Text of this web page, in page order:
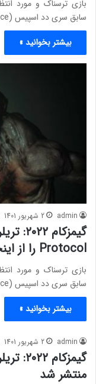
سابق سری دد اسپیس (Dead Space) توسعه می‌یابد، حضور قابل…
بیشتر بخوانید »
admin 2 شهریور 1401
Protocol را از اینجا تماشا کنید
سابق سری دد اسپیس (Dead Space) توسعه می‌یابد، حضور قابل…
بیشتر بخوانید »
admin 2 شهریور 1401
منتشر شد